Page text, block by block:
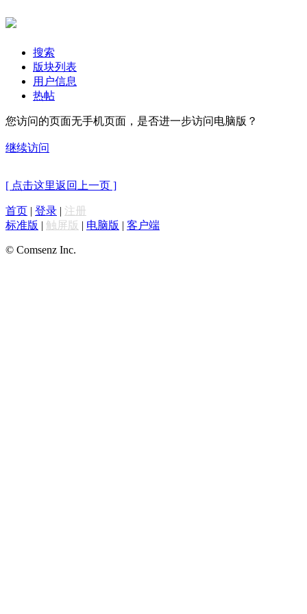
搜索
版块列表
用户信息
热帖
您访问的页面无手机页面，是否进一步访问电脑版？
继续访问
[ 点击这里返回上一页 ]
首页 | 登录 | 注册
标准版 | 触屏版 | 电脑版 | 客户端
© Comsenz Inc.